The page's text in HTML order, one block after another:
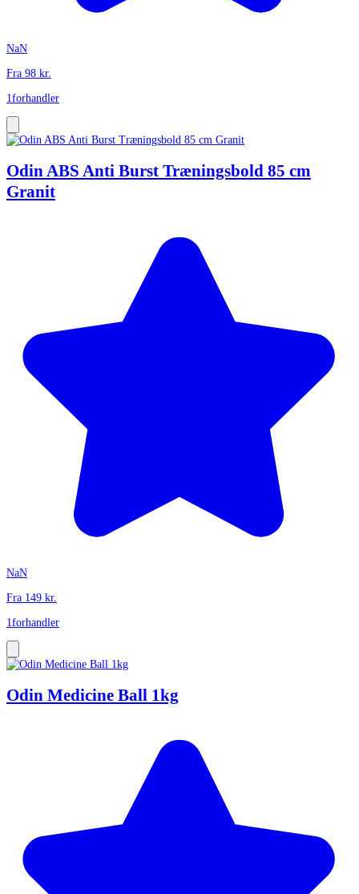
NaN
Fra 98 kr.
1 forhandler
Odin ABS Anti Burst Træningsbold 85 cm
Granit
NaN
Fra 149 kr.
1forhandler
Odin Medicine Ball 1kg